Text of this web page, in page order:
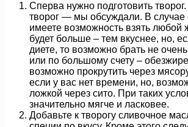
Сперва нужно подготовить творог.
творог — мы обсуждали. В случае
имеете возможность взять любой
будет больше – тем вкуснее, но,
диете, то возможно брать не
или по большому счету –
возможно прокрутить через
если у вас нет времени, но,
ложкой через сито. При таких
значительно мягче и ласковее.
Добавьте к творогу сливочное